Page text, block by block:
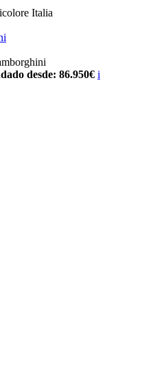
Italia
desde: 86.950€ i